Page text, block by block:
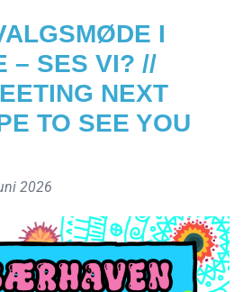
I
– SES VI? //
NEXT
TO SEE YOU
2026